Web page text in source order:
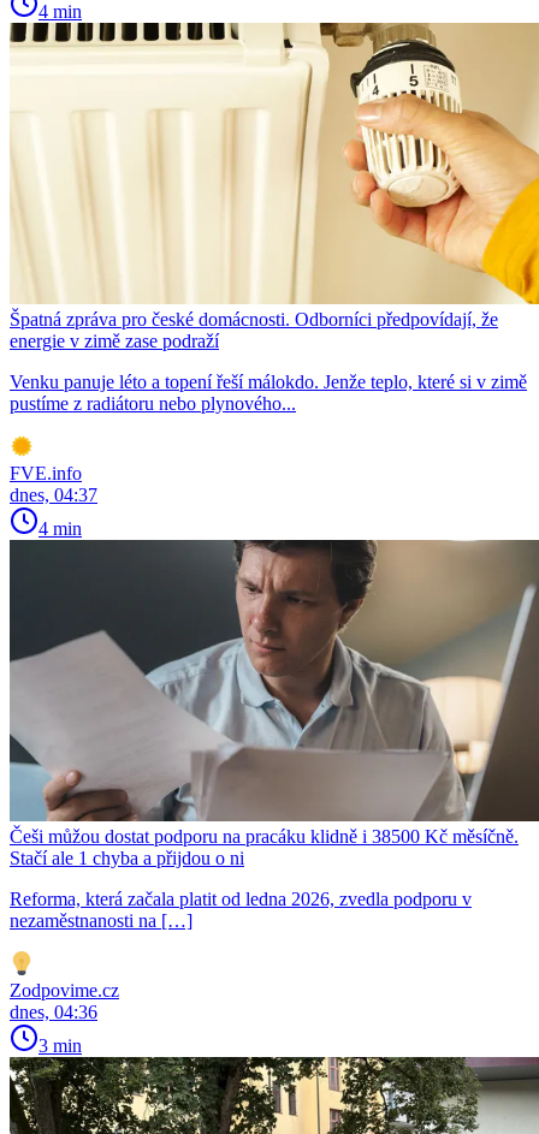
4 min
Špatná zpráva pro české domácnosti. Odborníci předpovídají, že
energie v zimě zase podraží
Venku panuje léto a topení řeší málokdo. Jenže teplo, které si v zimě
pustíme z radiátoru nebo plynového...
FVE.info
dnes, 04:37
4 min
Češi můžou dostat podporu na pracáku klidně i 38500 Kč měsíčně.
Stačí ale 1 chyba a přijdou o ni
Reforma, která začala platit od ledna 2026, zvedla podporu v
nezaměstnanosti na […]
Zodpovime.cz
dnes, 04:36
3 min